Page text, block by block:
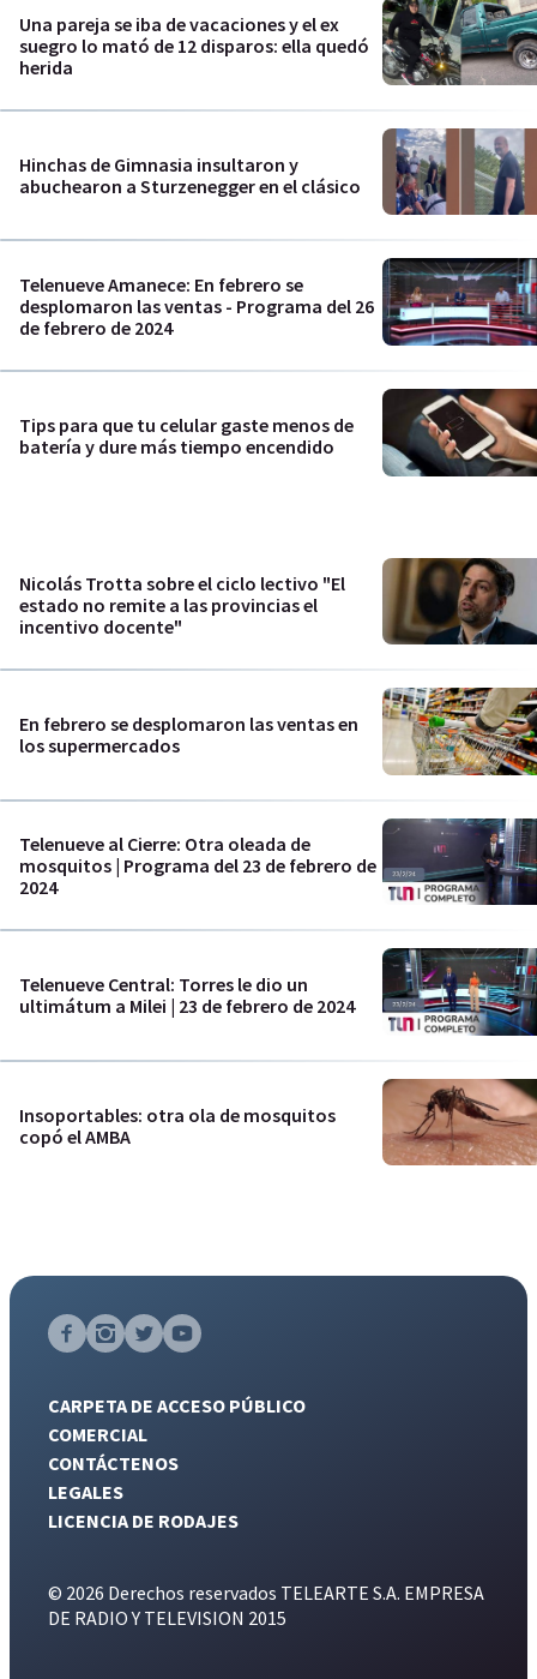
Una pareja se iba de vacaciones y el ex
suegro lo mató de 12 disparos: ella quedó
herida
Hinchas de Gimnasia insultaron y
abuchearon a Sturzenegger en el clásico
Telenueve Amanece: En febrero se
desplomaron las ventas - Programa del 26
de febrero de 2024
Tips para que tu celular gaste menos de
batería y dure más tiempo encendido
Nicolás Trotta sobre el ciclo lectivo "El
estado no remite a las provincias el
incentivo docente"
En febrero se desplomaron las ventas en
los supermercados
Telenueve al Cierre: Otra oleada de
mosquitos | Programa del 23 de febrero de
2024
Telenueve Central: Torres le dio un
ultimátum a Milei | 23 de febrero de 2024
Insoportables: otra ola de mosquitos
copó el AMBA
CARPETA DE ACCESO PÚBLICO
COMERCIAL
CONTÁCTENOS
LEGALES
LICENCIA DE RODAJES
© 2026 Derechos reservados TELEARTE S.A. EMPRESA
DE RADIO Y TELEVISION 2015